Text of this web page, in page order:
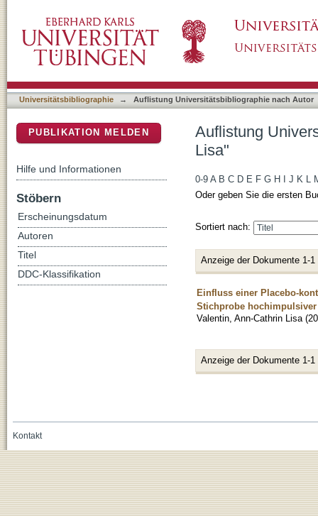
Universitätsbibliographie → Auflistung Universitätsbibliographie nach Autor
Auflistung
Lisa"
0-9 A B C D E F G H J K L
Oder geben Sie die ersten
Sortiert nach:
Anzeige der Dokumente 1-1
Einfluss einer Placebo-
Stichprobe hochimpulsiver
Valentin, Ann-Cathrin Lisa (
Anzeige der Dokumente 1-1
PUBLIKATION MELDEN
Hilfe und Informationen
Stöbern
Erscheinungsdatum
Autoren
Titel
DDC-Klassifikation
Kontakt